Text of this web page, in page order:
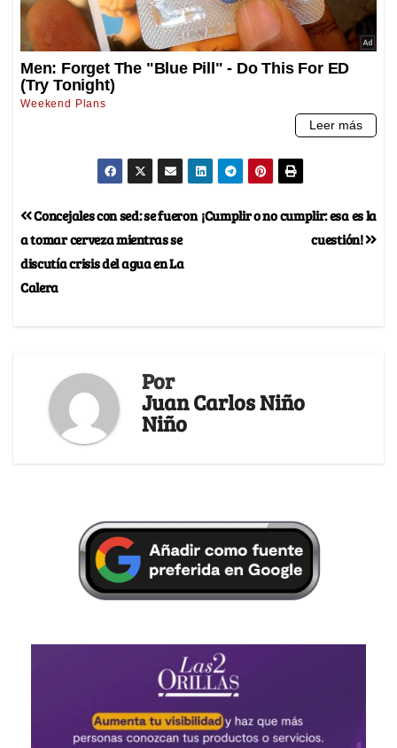
¡Cumplir o no cumplir: esa es la
cuestión!
Concejales con sed: se fueron
a tomar cerveza mientras se
discutía crisis del agua en La
Calera
Por
Juan Carlos Niño
Niño